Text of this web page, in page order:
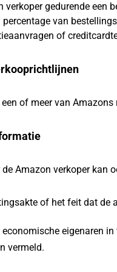
verkoper gedurende een
van
of
of meer van
Amazon verkoper kan
of het feit dat de
eigenaren
vermeld.